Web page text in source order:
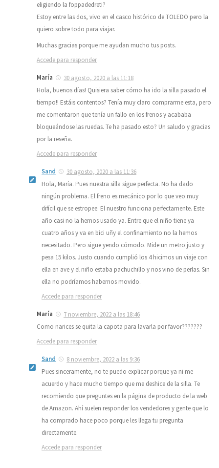
eligiendo la foppadedreti?
Estoy entre las dos, vivo en el casco histórico de TOLEDO pero la
quiero sobre todo para viajar.
Muchas gracias porque me ayudan mucho tus posts.
Accede para responder
María
30 agosto, 2020 a las 11:18
Hola, buenos días! Quisiera saber cómo ha ido la silla pasado el
tiempo!! Estáis contentos? Tenía muy claro comprarme esta, pero
me comentaron que tenía un fallo en los frenos y acababa
bloqueándose las ruedas. Te ha pasado esto? Un saludo y gracias
por la reseña.
Accede para responder
Sand
30 agosto, 2020 a las 11:36
Hola, María. Pues nuestra silla sigue perfecta. No ha dado
ningún problema. El freno es mecánico por lo que veo muy
difícil que se estropee. El nuestro funciona perfectamente. Este
año casi no la hemos usado ya. Entre que el niño tiene ya
cuatro años y va en bici uñy el confinamiento no la hemos
necesitado. Pero sigue yendo cómodo. Mide un metro justo y
pesa 15 kilos. Justo cuando cumplió los 4 hicimos un viaje con
ella en ave y el niño estaba pachuchillo y nos vino de perlas. Sin
ella no podríamos habernos movido.
Accede para responder
María
7 noviembre, 2022 a las 18:46
Como narices se quita la capota para lavarla por favor???????
Accede para responder
Sand
8 noviembre, 2022 a las 9:36
Pues sinceramente, no te puedo explicar porque ya ni me
acuerdo y hace mucho tiempo que me deshice de la silla. Te
recomiendo que preguntes en la página de producto de la web
de Amazon. Ahí suelen responder los vendedores y gente que lo
ha comprado hace poco porque les llega tu pregunta
directamente.
Accede para responder